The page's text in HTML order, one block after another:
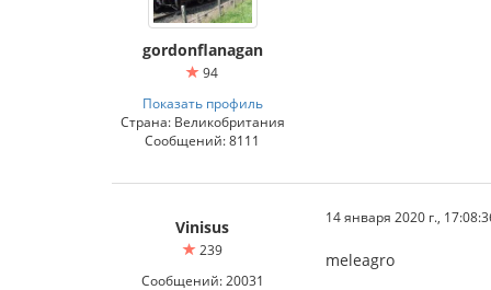
gordonflanagan
94
Показать профиль
Страна: Великобритания
Сообщений: 8111
Vinisus
239
Сообщений: 20031
14 января 2020 г.,
meleagro